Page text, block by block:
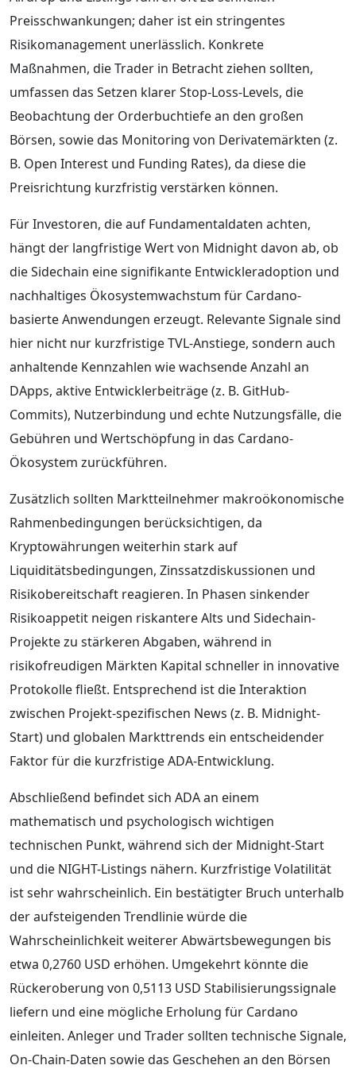
Preisschwankungen; daher ist ein stringentes
Risikomanagement unerlässlich. Konkrete
Maßnahmen, die Trader in Betracht ziehen sollten,
umfassen das Setzen klarer Stop-Loss-Levels, die
Beobachtung der Orderbuchtiefe an den großen
Börsen, sowie das Monitoring von Derivatemärkten (z.
B. Open Interest und Funding Rates), da diese die
Preisrichtung kurzfristig verstärken können.
Für Investoren, die auf Fundamentaldaten achten,
hängt der langfristige Wert von Midnight davon ab, ob
die Sidechain eine signifikante Entwickleradoption und
nachhaltiges Ökosystemwachstum für Cardano-
basierte Anwendungen erzeugt. Relevante Signale sind
hier nicht nur kurzfristige TVL-Anstiege, sondern auch
anhaltende Kennzahlen wie wachsende Anzahl an
DApps, aktive Entwicklerbeiträge (z. B. GitHub-
Commits), Nutzerbindung und echte Nutzungsfälle, die
Gebühren und Wertschöpfung in das Cardano-
Ökosystem zurückführen.
Zusätzlich sollten Marktteilnehmer makroökonomische
Rahmenbedingungen berücksichtigen, da
Kryptowährungen weiterhin stark auf
Liquiditätsbedingungen, Zinssatzdiskussionen und
Risikobereitschaft reagieren. In Phasen sinkender
Risikoappetit neigen riskantere Alts und Sidechain-
Projekte zu stärkeren Abgaben, während in
risikofreudigen Märkten Kapital schneller in innovative
Protokolle fließt. Entsprechend ist die Interaktion
zwischen Projekt-spezifischen News (z. B. Midnight-
Start) und globalen Markttrends ein entscheidender
Faktor für die kurzfristige ADA-Entwicklung.
Abschließend befindet sich ADA an einem
mathematisch und psychologisch wichtigen
technischen Punkt, während sich der Midnight-Start
und die NIGHT-Listings nähern. Kurzfristige Volatilität
ist sehr wahrscheinlich. Ein bestätigter Bruch unterhalb
der aufsteigenden Trendlinie würde die
Wahrscheinlichkeit weiterer Abwärtsbewegungen bis
etwa 0,2760 USD erhöhen. Umgekehrt könnte die
Rückeroberung von 0,5113 USD Stabilisierungssignale
liefern und eine mögliche Erholung für Cardano
einleiten. Anleger und Trader sollten technische Signale,
On-Chain-Daten sowie das Geschehen an den Börsen